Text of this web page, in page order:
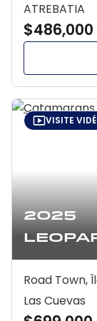
ATREBATIA
$486,000
2025
VISITE
Road Town,
Las Cuevas